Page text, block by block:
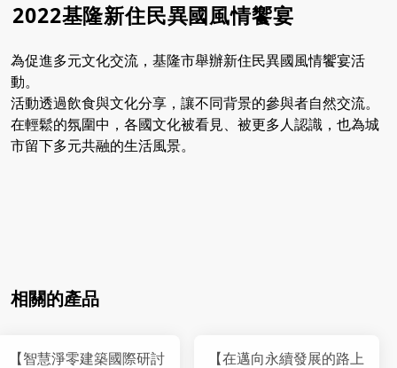
2022基隆新住民異國風情饗宴
為促進多元文化交流，基隆市舉辦新住民異國風情饗宴活
動。
活動透過飲食與文化分享，讓不同背景的參與者自然交流。
在輕鬆的氛圍中，各國文化被看見、被更多人認識，也為城
市留下多元共融的生活風景。
相關的產品
【智慧淨零建築國際研討
【在邁向永續發展的路上